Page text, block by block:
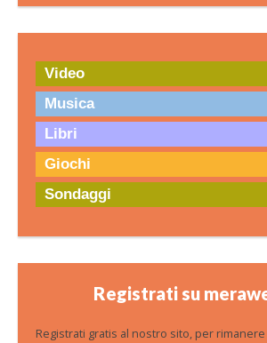
Video
Musica
Libri
Giochi
Sondaggi
Registrati su
Registrati gratis al nostro sito, per